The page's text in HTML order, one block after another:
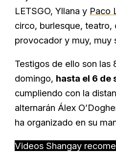
LETSGO, Yllana y Paco
circo, burlesque, teatro,
provocador y muy, muy
Testigos de ello son
domingo, hasta el 6 de
cumpliendo con la
alternarán Álex
ha organizado en su
Videos Shangay